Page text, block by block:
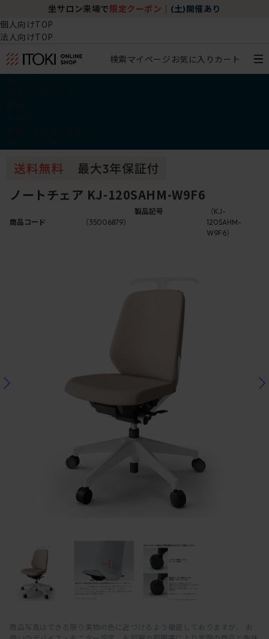
坐サロン来場で 限定クーポン (土)開催あり
個人向けTOP
法人向けTOP
検索マイページ お気に入り カート
ノートチェア KJ-120SAHM-W9F6
商品コード （35006879）
製品記号
（KJ-
120SAHM-
W9F6）
商品写真はできる限り実物の色に近づけるよう徹底しておりますが、 お